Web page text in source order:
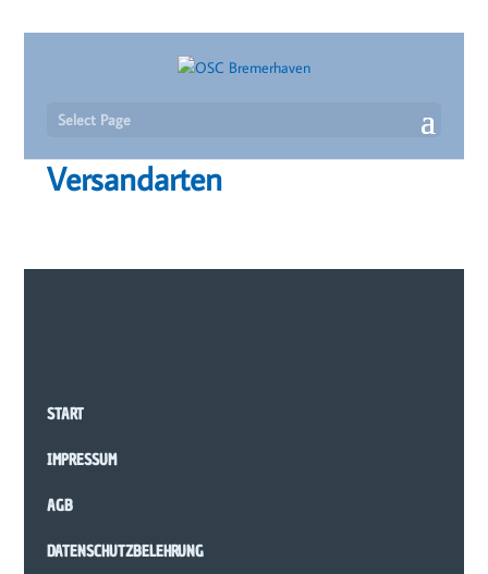
Select Page
Versandarten
START
IMPRESSUM
AGB
DATENSCHUTZBELEHRUNG